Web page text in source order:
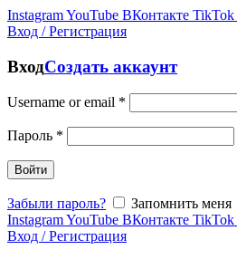
InstagramYouTube ВКонтакте TikTok
Вход / Регистрация
ВходСоздать аккаунт
Username or email *
Пароль *
Войти
Забыли пароль?
Запомнить меня
InstagramYouTube ВКонтакте TikTok
Вход / Регистрация